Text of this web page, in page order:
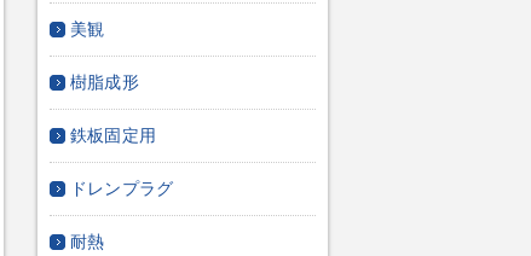
美観
樹脂成形
鉄板固定用
ドレンプラグ
耐熱